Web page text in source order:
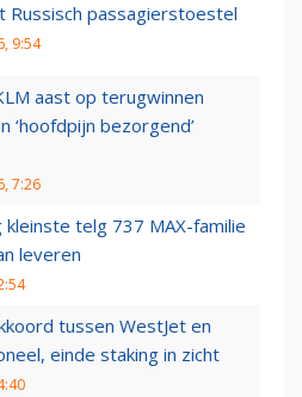
Russisch passagierstoestel
9:54
aast op terugwinnen
‘hoofdpijn bezorgend’
7:26
kleinste telg 737 MAX-familie
leveren
tussen WestJet en
einde staking in zicht